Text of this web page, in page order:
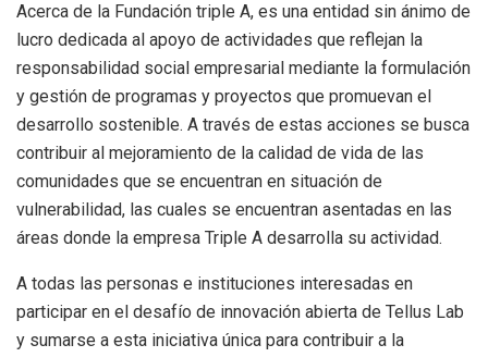
Acerca de la Fundación triple A, es una entidad sin ánimo de
lucro dedicada al apoyo de actividades que reflejan la
responsabilidad social empresarial mediante la formulación
y gestión de programas y proyectos que promuevan el
desarrollo sostenible. A través de estas acciones se busca
contribuir al mejoramiento de la calidad de vida de las
comunidades que se encuentran en situación de
vulnerabilidad, las cuales se encuentran asentadas en las
áreas donde la empresa Triple A desarrolla su actividad.
A todas las personas e instituciones interesadas en
participar en el desafío de innovación abierta de Tellus Lab
y sumarse a esta iniciativa única para contribuir a la